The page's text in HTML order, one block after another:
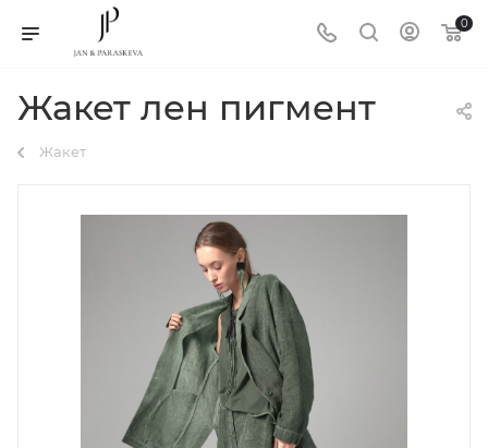
0
Жакет лен пигмент
Жакет